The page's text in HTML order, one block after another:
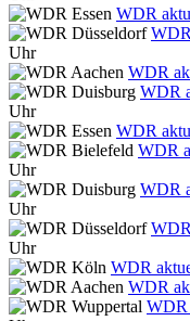
WDR
Uhr
WDR
WDR
Uhr
WDR
WDR
Uhr
WDR
Uhr
Uhr
WDR
WDR
WDR